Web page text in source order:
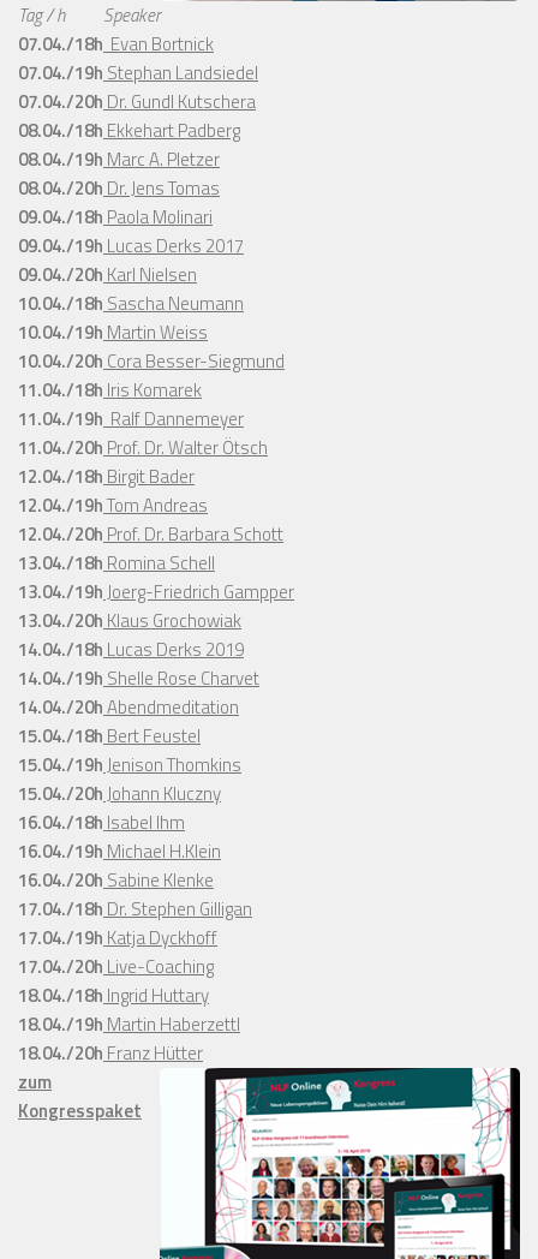
Tag / h
Speaker
07.04./18h Evan Bortnick
07.04./19h Stephan Landsiedel
07.04./20h Dr. Gundl Kutschera
08.04./18h Ekkehart Padberg
08.04./19h Marc A. Pletzer
08.04./20h Dr. Jens Tomas
09.04./18h Paola Molinari
09.04./19h Lucas Derks 2017
09.04./20h Karl Nielsen
10.04./18h Sascha Neumann
10.04./19h Martin Weiss
10.04./20h Cora Besser-Siegmund
11.04./18h Iris Komarek
11.04./19h Ralf Dannemeyer
11.04./20h Prof. Dr. Walter Ötsch
12.04./18h Birgit Bader
12.04./19hTom Andreas
12.04./20h Prof. Dr. Barbara Schott
13.04./18h Romina Schell
13.04./19hJoerg-Friedrich Gampper
13.04./20h Klaus Grochowiak
14.04./18h Lucas Derks 2019
14.04./19h Shelle Rose Charvet
14.04./20hAbendmeditation
15.04./18h Bert Feustel
15.04./19hJenison Thomkins
15.04./20hJohann Kluczny
16.04./18h Isabel Ihm
16.04./19h Michael H.Klein
16.04./20h Sabine Klenke
17.04./18h Dr. Stephen Gilligan
17.04./19h Katja Dyckhoff
17.04./20h Live-Coaching
18.04./18h Ingrid Huttary
18.04./19h Martin Haberzettl
18.04./20h Franz Hütter
zum
Kongresspaket